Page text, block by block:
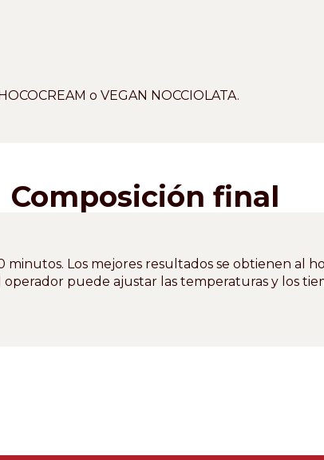
o VEGAN NOCCIOLATA.
Composición final
minutos. Los mejores resultados se obtienen al
puede ajustar las temperaturas y los